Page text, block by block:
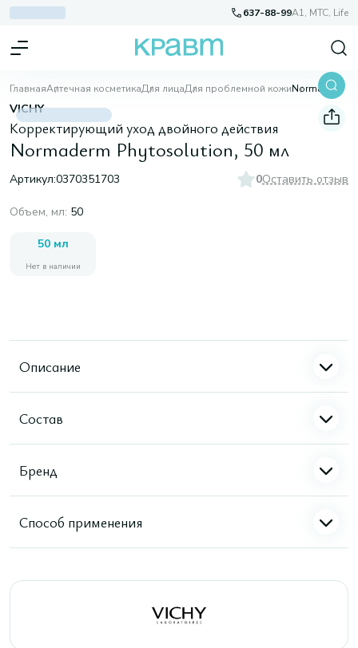
637-88-99A1, МТС, Life
ГлавнаяАптечная косметикаДля лицаДля проблемной кожи Normaderm Phytosolution, 50 мл
VICHY
Корректирующий уход двойного действия
Normaderm Phytosolution, 50 мл
Артикул:0370351703 0Оставить отзыв
Объем, мл: 50
50 мл
Нет в наличии
Описание
Состав
Бренд
Способ применения